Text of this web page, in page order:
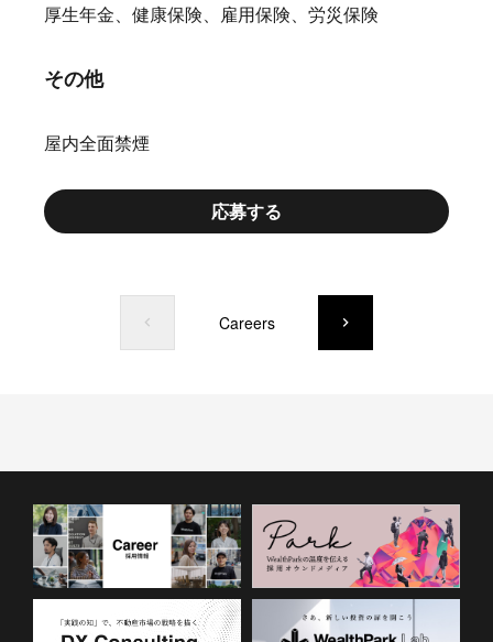
厚生年金、健康保険、雇用保険、労災保険
その他
屋内全面禁煙
応募する
keyboard_arrow_left Careers keyboard_arrow_right